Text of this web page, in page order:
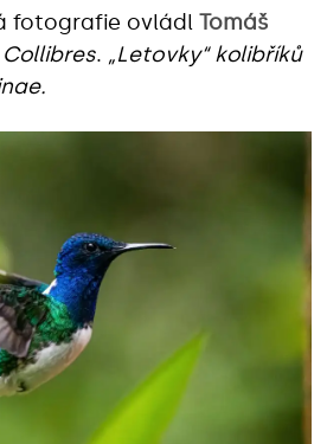
fotografie ovládl Tomáš
Collibres. „Letovky“ kolibříků